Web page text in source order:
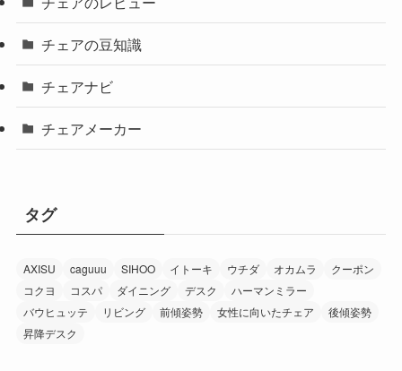
チェアの豆知識
チェアナビ
チェアメーカー
タグ
AXISU caguuu SIHOO イトーキ ウチダ オカムラ
クーポン
コクヨ
コスパ ダイニング デスク
ハーマンミラー
バウヒュッテ
リビング 前傾姿勢 女性に向いたチェア
後傾姿勢
昇降デスク